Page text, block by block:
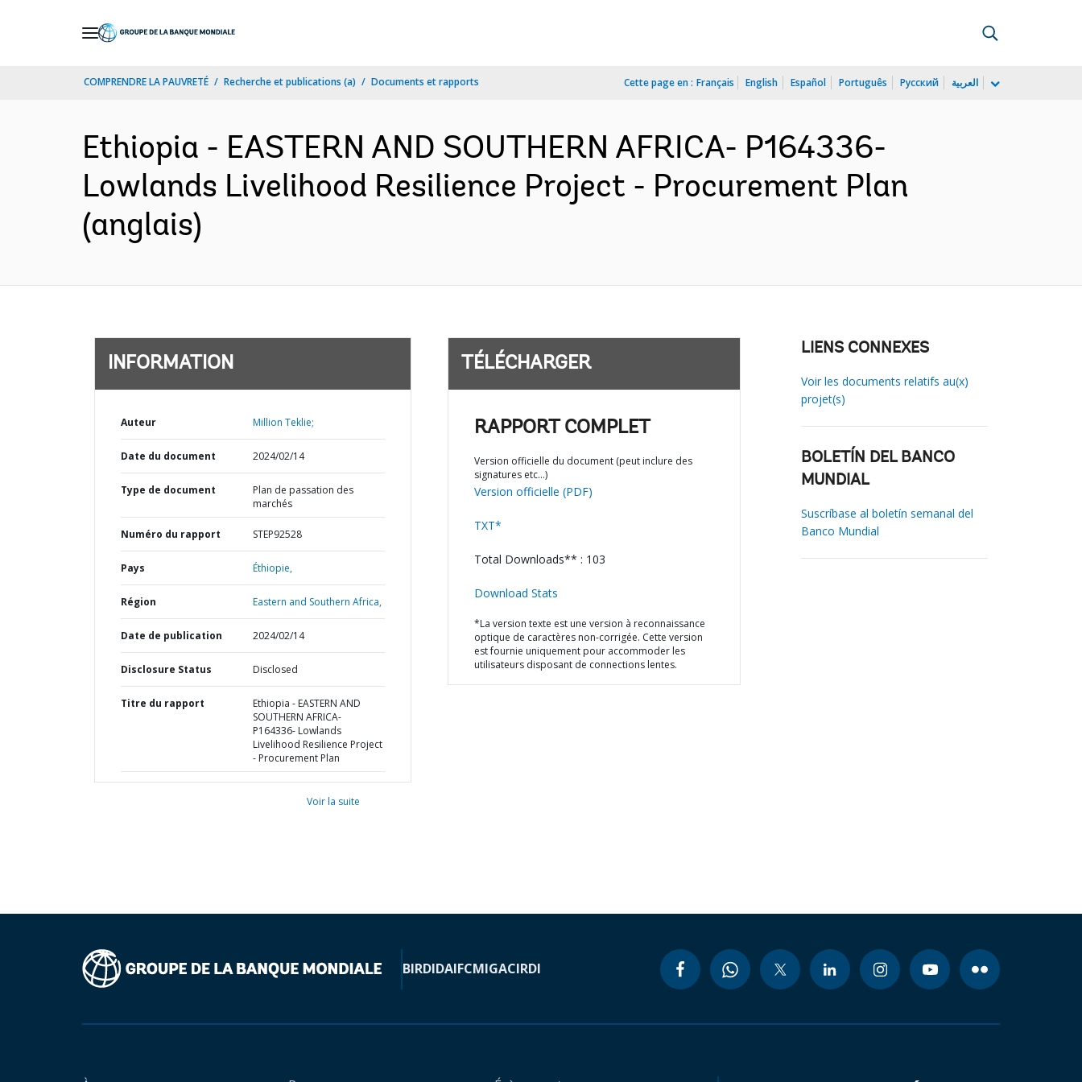
COMPRENDRE LA PAUVRETÉ Recherche et publications (a) Documents et rapports Cette page en : Français English Español Português Русский العربية
Ethiopia - EASTERN AND SOUTHERN AFRICA- P164336-
Lowlands Livelihood Resilience Project - Procurement Plan
(anglais)
INFORMATION
Auteur Million Teklie;
Date du document 2024/02/14
Type de document
Plan de passation des
marchés
Numéro du rapport STEP92528
Pays Éthiopie,
Région Eastern and Southern Africa,
Date de publication 2024/02/14
Disclosure Status Disclosed
Titre du rapport
Ethiopia - EASTERN AND
SOUTHERN AFRICA-
P164336- Lowlands
Livelihood Resilience Project
- Procurement Plan
Voir la suite
TÉLÉCHARGER
RAPPORT COMPLET
Version officielle du document (peut inclure des
signatures etc…)
Version officielle (PDF)
TXT*
Total Downloads** : 103
Download Stats
*La version texte est une version à reconnaissance
optique de caractères non-corrigée. Cette version
est fournie uniquement pour accommoder les
utilisateurs disposant de connections lentes.
LIENS CONNEXES
Voir les documents relatifs au(x)
projet(s)
BOLETÍN DEL BANCO
MUNDIAL
Suscríbase al boletín semanal del
Banco Mundial
BIRDIDAIFCMIGACIRDI